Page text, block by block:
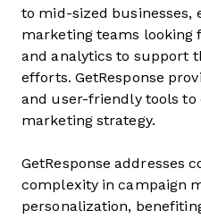
to mid-sized businesses,
marketing teams
and analytics to support
efforts. GetResponse
and user-friendly tools to
marketing strategy.
GetResponse addresses
complexity in campaign
personalization,